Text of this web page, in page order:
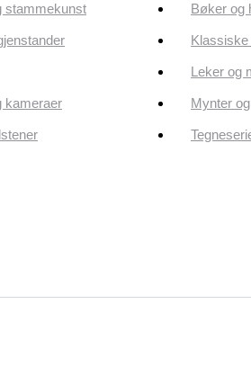
stammekunst Bøker og
Klassiske
Leker og
kameraer Mynter